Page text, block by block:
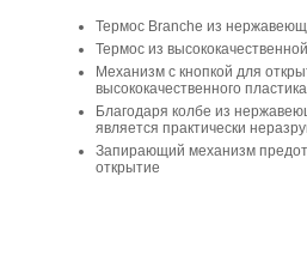
Термос Branche из
Термос из
Механизм с кнопкой для
высококачественного пластика
Благодаря колбе из
является практически
Запирающий механизм
открытие